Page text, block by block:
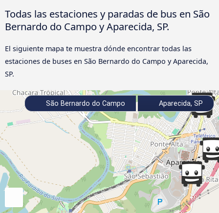
Todas las estaciones y paradas de bus en São
Bernardo do Campo y Aparecida, SP.
El siguiente mapa te muestra dónde encontrar todas las
estaciones de buses en São Bernardo do Campo y Aparecida,
SP.
São Bernardo do Campo Aparecida, SP